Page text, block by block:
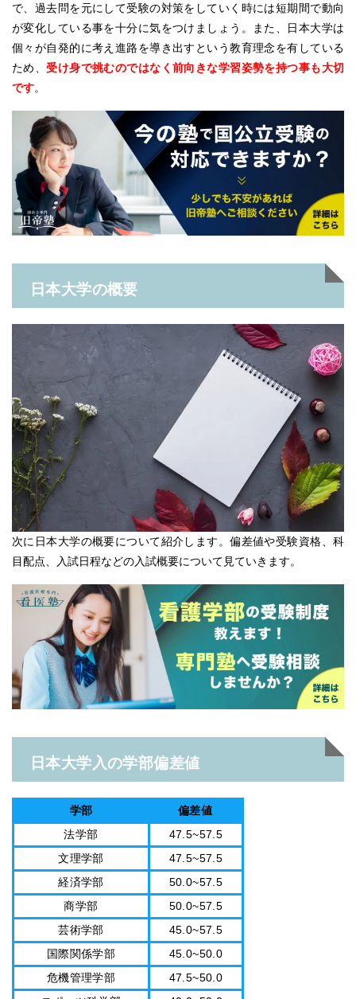
で、過去問を元にして受験の対策をしていく時には短期間で動向
が変化している事を十分に気をつけましょう。また、日本大学は
個々が自発的に考え進路を導き出すという教育理念を有している
ため、受け身で挑むのではなく前向きな学習姿勢を持つ事も大切
です。
日本大学の概要
次に日本大学の概要について紹介します。偏差値や受験資格、科
目配点、入試日程などの入試概要について見ていきます。
日本大学入の学部偏差値
学部
偏差値
法学部
47.5~57.5
文理学部
47.5~57.5
経済学部
50.0~57.5
商学部
50.0~57.5
芸術学部
45.0~57.5
国際関係学部
45.0~50.0
危機管理学部
47.5~50.0